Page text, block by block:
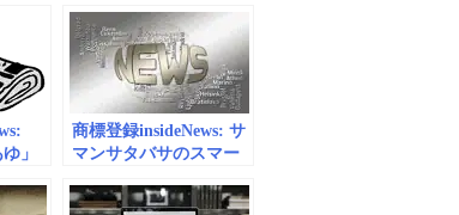
阪
の
ポ
登録出願 松山市など |
NHKニュース
」
発信
商標登録insideNews: サ
マンサタバサのスマー
について | Yahoo!ニュ